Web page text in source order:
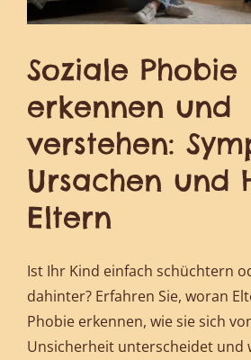
Soziale Phobie
erkennen und
verstehen:
Ursachen und
Eltern
Ist Ihr Kind einfach schüchtern
dahinter? Erfahren Sie, woran
Phobie erkennen, wie sie sich
Unsicherheit unterscheidet und